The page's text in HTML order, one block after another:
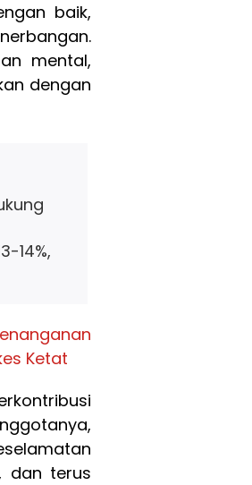
baik,
mental,
dengan
14%,
Ketat
dan terus